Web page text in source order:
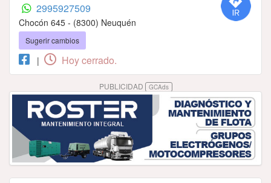
2995927509
Chocón 645 - (8300) Neuquén
Sugerir cambios
| Hoy cerrado.
PUBLICIDAD GCAds